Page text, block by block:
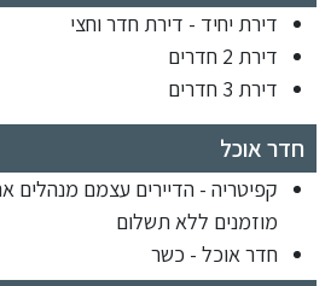
דירת יחיד - דירת חדר וחצי
דירת 2 חדרים
דירת 3 חדרים
חדר אוכל
קפיטריה - הדיירים עצמם מנהלים
מוזמנים ללא תשלום
חדר אוכל - כשר